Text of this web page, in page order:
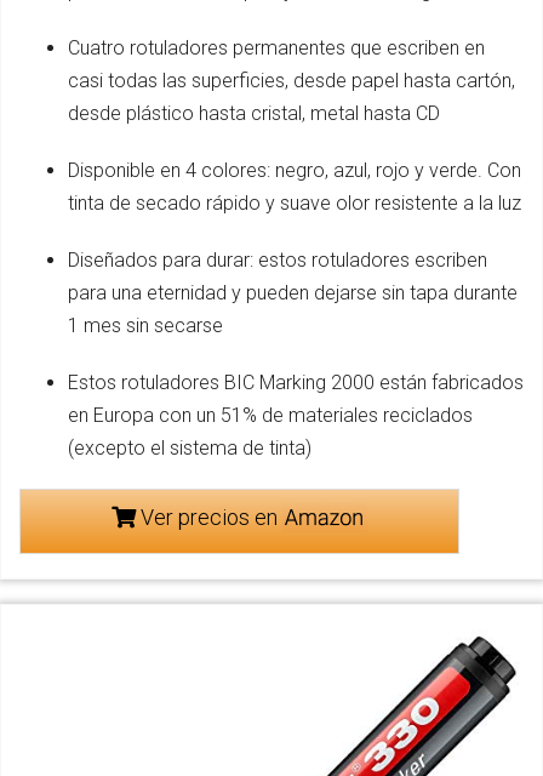
Cuatro rotuladores permanentes que escriben en
casi todas las superficies, desde papel hasta cartón,
desde plástico hasta cristal, metal hasta CD
Disponible en 4 colores: negro, azul, rojo y verde. Con
tinta de secado rápido y suave olor resistente a la luz
Diseñados para durar: estos rotuladores escriben
para una eternidad y pueden dejarse sin tapa durante
1 mes sin secarse
Estos rotuladores BIC Marking 2000 están fabricados
en Europa con un 51% de materiales reciclados
(excepto el sistema de tinta)
Ver precios en